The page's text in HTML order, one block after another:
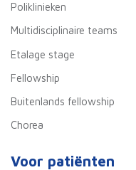
Poliklinieken
Multidisciplinaire teams
Etalage stage
Fellowship
Buitenlands fellowship
Chorea
Voor patiënten